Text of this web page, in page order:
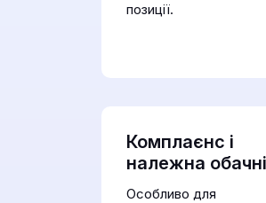
позиції.
Комплаєнс і
належна
Особливо для